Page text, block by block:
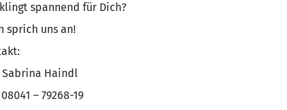
spannend für Dich?
sprich uns an!
Sabrina Haindl
– 79268-19